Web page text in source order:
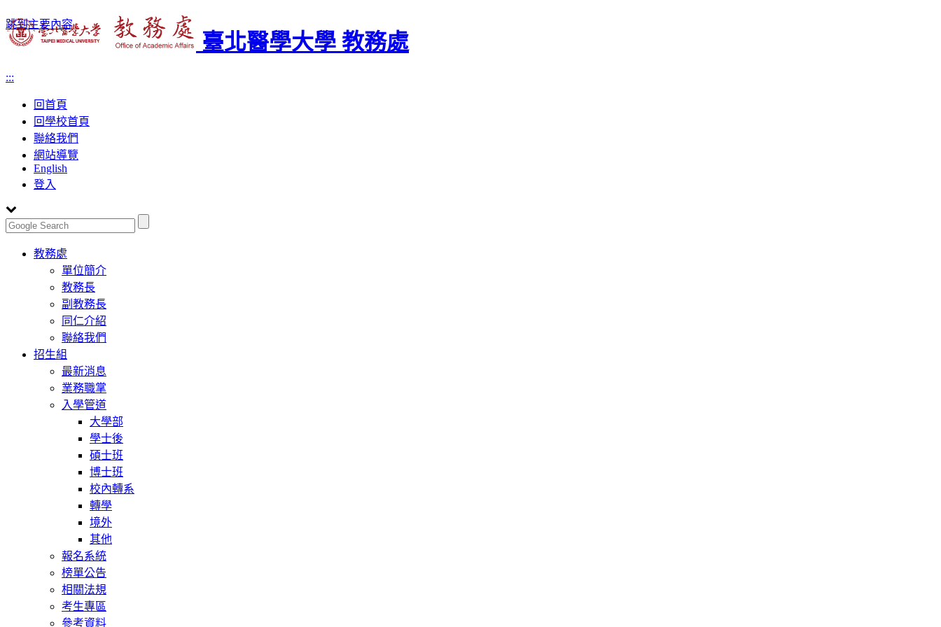
跳到主要內容
臺北醫學大學 教務處
:::
回首頁
回學校首頁
聯絡我們
網站導覽
English
登入
Toggle
navigation
教務處
單位簡介
教務長
副教務長
同仁介紹
聯絡我們
招生組
最新消息
業務職掌
入學管道
大學部
學士後
碩士班
博士班
校內轉系
轉學
境外
其他
報名系統
榜單公告
相關法規
考生專區
參考資料